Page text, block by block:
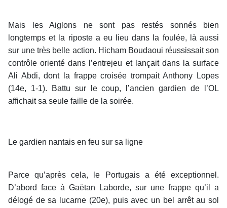
Mais les Aiglons ne sont pas restés sonnés bien
longtemps et la riposte a eu lieu dans la foulée, là aussi
sur une très belle action. Hicham Boudaoui réussissait son
contrôle orienté dans l’entrejeu et lançait dans la surface
Ali Abdi, dont la frappe croisée trompait Anthony Lopes
(14e, 1-1). Battu sur le coup, l’ancien gardien de l’OL
affichait sa seule faille de la soirée.
Le gardien nantais en feu sur sa ligne
Parce qu’après cela, le Portugais a été exceptionnel.
D’abord face à Gaëtan Laborde, sur une frappe qu’il a
délogé de sa lucarne (20e), puis avec un bel arrêt au sol